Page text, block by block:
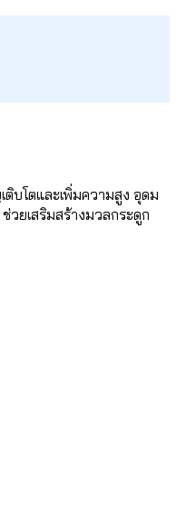
ติบโตและเพิ่มความสูง อุดม
ยเสริมสร้างมวลกระดูก